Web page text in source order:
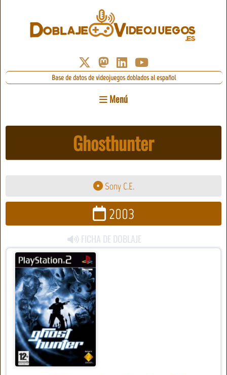
Base de datos de videojuegos doblados al español
Menú
Ghosthunter
Sony C.E.
2003
FICHA DE DOBLAJE